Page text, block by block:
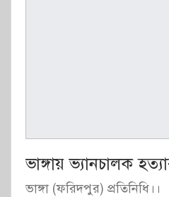
ভাঙ্গায় ভ্যানচালক
ভাঙ্গা (ফরিদপুর) প্রতিনিধি।।